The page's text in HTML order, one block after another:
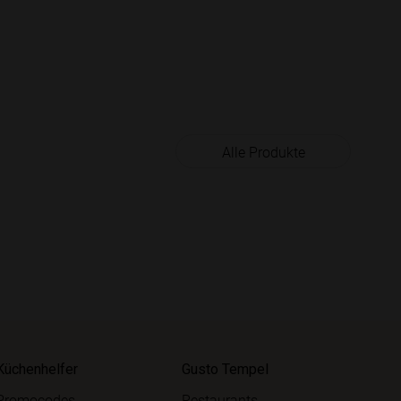
Alle Produkte
Gusto Tempel